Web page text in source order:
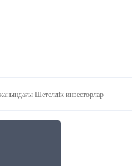
Шетелдік инвесторлар